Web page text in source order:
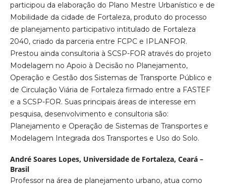
participou da elaboração do Plano Mestre Urbanístico e de
Mobilidade da cidade de Fortaleza, produto do processo
de planejamento participativo intitulado de Fortaleza
2040, criado da parceria entre FCPC e IPLANFOR.
Prestou ainda consultoria à SCSP-FOR através do projeto
Modelagem no Apoio à Decisão no Planejamento,
Operação e Gestão dos Sistemas de Transporte Público e
de Circulação Viária de Fortaleza firmado entre a FASTEF
e a SCSP-FOR. Suas principais áreas de interesse em
pesquisa, desenvolvimento e consultoria são:
Planejamento e Operação de Sistemas de Transportes e
Modelagem Integrada dos Transportes e Uso do Solo.
André Soares Lopes, Universidade de Fortaleza, Ceará –
Brasil
Professor na área de planejamento urbano, atua como